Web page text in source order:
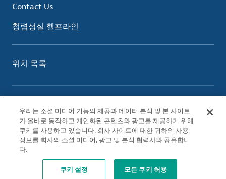
Contact Us
청렴성실 헬프라인
위치 목록
개인정보 보호 정책
쿠키 정책
© 2026 Albemarle Corporation. All Rights Reserved.
우리는 소셜 미디어 기능의 제공과 데이터 분석 및 본 사이트
가 올바로 동작하고 개인화된 콘텐츠와 광고를 제공하기 위해
쿠키를 사용하고 있습니다. 회사 사이트에 대한 귀하의 사용
정보를 회사의 소셜 미디어, 광고 및 분석 협력사와 공유합니
다.
쿠키 설정 모든 쿠키 허용